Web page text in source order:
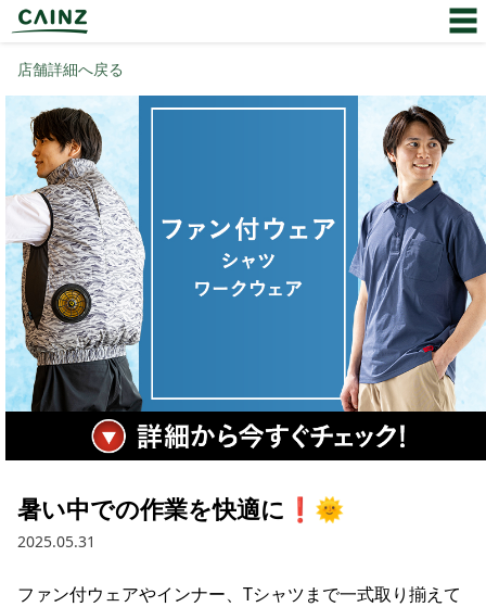
店舗詳細へ戻る
暑い中での作業を快適に❗🌞
2025.05.31
ファン付ウェアやインナー、Tシャツまで一式取り揃えて